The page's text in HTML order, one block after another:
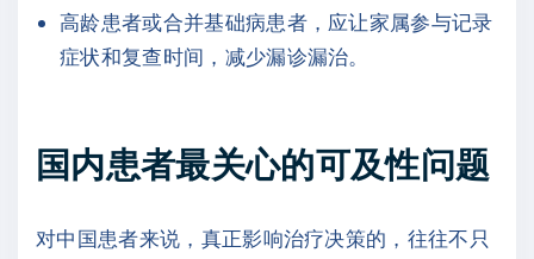
高龄患者或合并基础病患者，应让家属参与记录
症状和复查时间，减少漏诊漏治。
国内患者最关心的可及性问题
对中国患者来说，真正影响治疗决策的，往往不只